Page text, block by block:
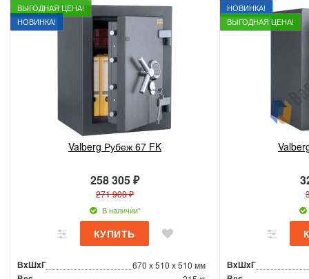
ВЫГОДНАЯ ЦЕНА!
НОВИНКА!
Valberg Рубеж 67 FK
258 305 ₽
271 900 ₽
В наличии*
ВxШxГ 670 x 510 x 510 мм
НОВИНКА!
ВЫГОДНАЯ ЦЕНА!
ВxШxГ